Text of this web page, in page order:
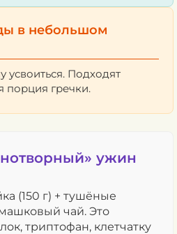
в небольшом
усвоиться. Подходят
порция гречки.
ужин
(150 г) + тушёные
чай. Это
триптофан, клетчатку